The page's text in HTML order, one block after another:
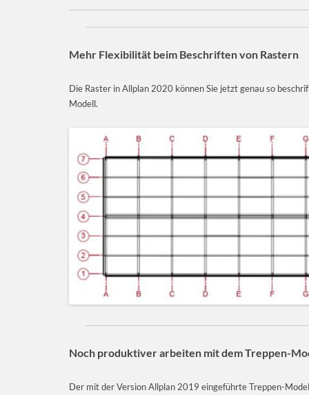
Mehr Flexibilität beim Beschriften von Rastern
Die Raster in Allplan 2020 können Sie jetzt genau so
Modell.
Noch produktiver arbeiten mit dem Treppen-
Der mit der Version Allplan 2019 eingeführte Treppen-